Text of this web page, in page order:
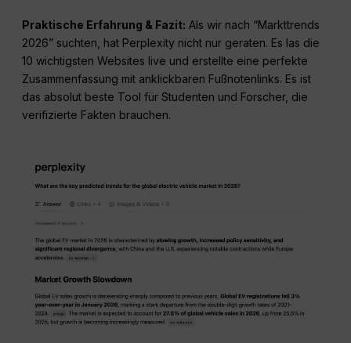
Praktische Erfahrung & Fazit: Als wir nach “Markttrends
2026” suchten, hat Perplexity nicht nur geraten. Es las die
10 wichtigsten Websites live und erstellte eine perfekte
Zusammenfassung mit anklickbaren Fußnotenlinks. Es ist
das absolut beste Tool für Studenten und Forscher, die
verifizierte Fakten brauchen.